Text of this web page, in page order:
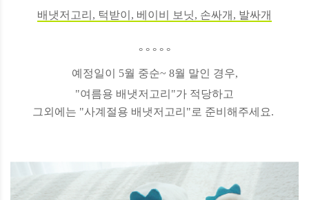
배냇저고리, 턱받이, 베이비 보닛, 손싸개, 발싸개
° ° ° ° °
예정일이 5월 중순~ 8월 말인 경우,
"여름용 배냇저고리"가 적당하고
그외에는 "사계절용 배냇저고리"로 준비해주세요.